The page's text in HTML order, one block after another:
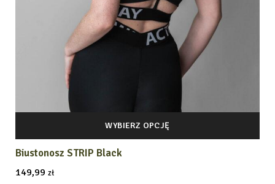
WYBIERZ OPCJĘ
Biustonosz STRIP Black
149,99 zł